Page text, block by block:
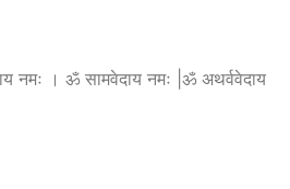
नमः । ॐ सामवेदाय नमः |ॐ अथर्ववेदाय